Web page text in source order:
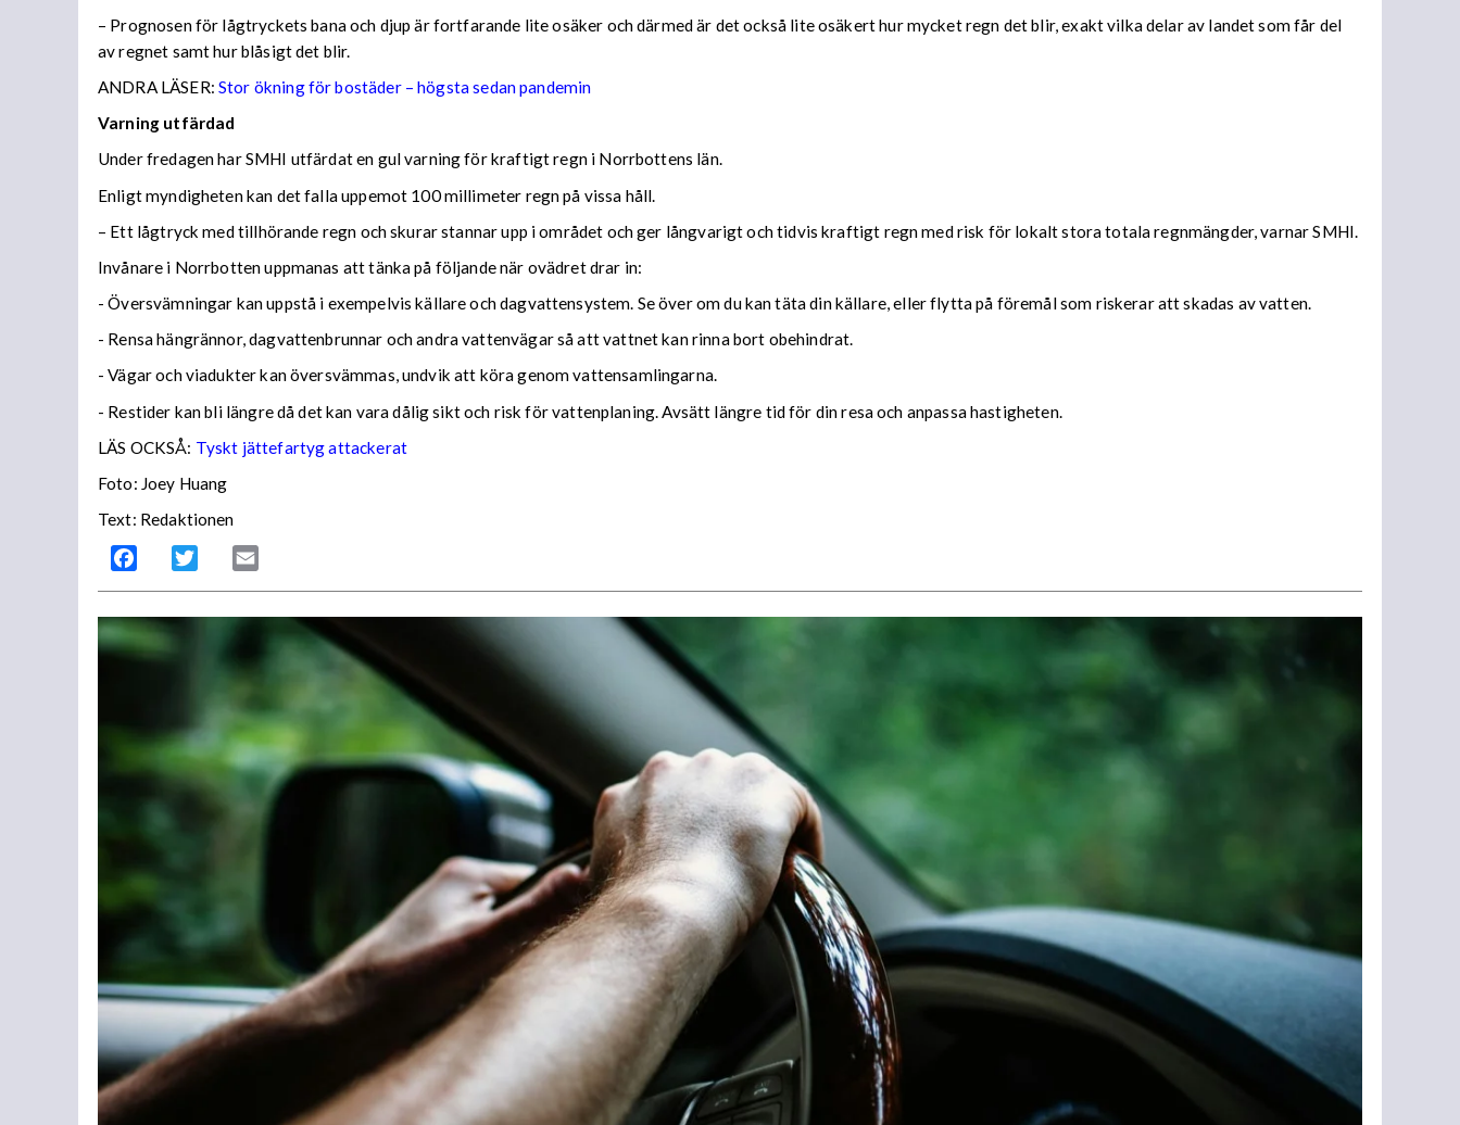
– Prognosen för lågtryckets bana och djup är fortfarande lite osäker och därmed är det också lite osäkert hur mycket regn det blir, exakt vilka delar av landet som får del
av regnet samt hur blåsigt det blir.
ANDRA LÄSER: Stor ökning för bostäder – högsta sedan pandemin
Varning utfärdad
Under fredagen har SMHI utfärdat en gul varning för kraftigt regn i Norrbottens län.
Enligt myndigheten kan det falla uppemot 100 millimeter regn på vissa håll.
– Ett lågtryck med tillhörande regn och skurar stannar upp i området och ger långvarigt och tidvis kraftigt regn med risk för lokalt stora totala regnmängder, varnar SMHI.
Invånare i Norrbotten uppmanas att tänka på följande när ovädret drar in:
- Översvämningar kan uppstå i exempelvis källare och dagvattensystem. Se över om du kan täta din källare, eller flytta på föremål som riskerar att skadas av vatten.
- Rensa hängrännor, dagvattenbrunnar och andra vattenvägar så att vattnet kan rinna bort obehindrat.
- Vägar och viadukter kan översvämmas, undvik att köra genom vattensamlingarna.
- Restider kan bli längre då det kan vara dålig sikt och risk för vattenplaning. Avsätt längre tid för din resa och anpassa hastigheten.
LÄS OCKSÅ: Tyskt jättefartyg attackerat
Foto: Joey Huang
Text: Redaktionen
Facebook Twitter